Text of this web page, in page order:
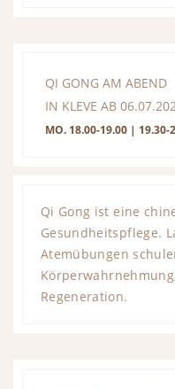
QI GONG AM ABEND
IN KLEVE AB
MO. 18.00-19.00 | 19.30-
Qi Gong ist eine
Gesundheitspflege.
Atemübungen
Regeneration.